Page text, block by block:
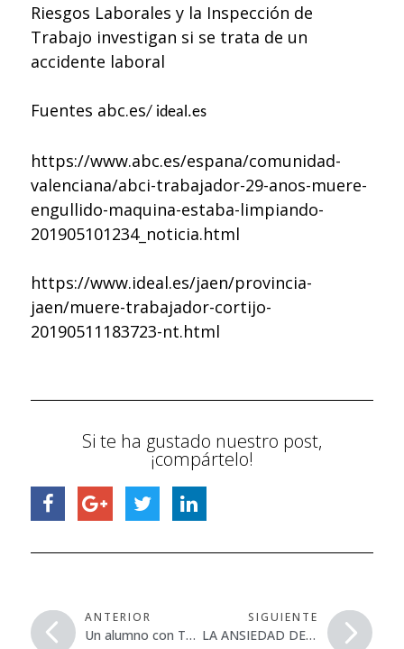
Riesgos Laborales y la Inspección de
Trabajo investigan si se trata de un
accidente laboral
Fuentes abc.es/ ideal.es
https://www.abc.es/espana/comunidad-
valenciana/abci-trabajador-29-anos-muere-
engullido-maquina-estaba-limpiando-
201905101234_noticia.html
https://www.ideal.es/jaen/provincia-
jaen/muere-trabajador-cortijo-
20190511183723-nt.html
Si te ha gustado nuestro post,
¡compártelo!
ANTERIOR
Un alumno con TEA, “discriminado” por la Consejería de Educación de la Comunidad Valenciana, al negarle la matrícula en FP.
SIGUIENTE
LA ANSIEDAD DERIVADA DEL TRABAJO, considerada por primera vez accidente de trabajo por la Seguridad Social de Bizkaia